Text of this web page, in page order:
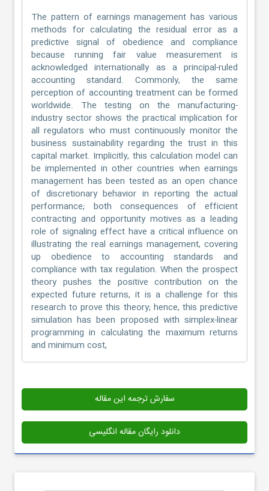
The pattern of earnings management has various
methods for calculating the residual error as a
predictive signal of obedience and compliance
because running fair value measurement is
acknowledged internationally as a principal-ruled
accounting standard. Commonly, the same
perception of accounting treatment can be formed
worldwide. The testing on the manufacturing-
industry sector shows the practical implication for
all regulators who must continuously monitor the
business sustainability regarding the trust in this
capital market. Implicitly, this calculation model can
be implemented in other countries when earnings
management has been tested as an open chance
of discretionary behavior in reporting the actual
performance; both consequences of efficient
contracting and opportunity motives as a leading
role of signaling effect have a critical influence on
illustrating the real earnings management, covering
up obedience to accounting standards and
compliance with tax regulation. When the prospect
theory pushes the positive contribution on the
expected future returns, it is a challenge for this
research to prove this theory; hence, this predictive
simulation has been proposed with simplex-linear
programming in calculating the maximum returns
and minimum cost,
سفارش ترجمه این مقاله
دانلود رایگان مقاله انگلیسی